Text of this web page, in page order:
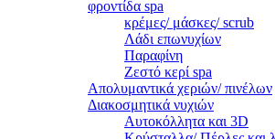
φροντίδα spa
κρέμες/ μάσκες/ scrub
Λάδι επωνυχίων
Παραφίνη
Ζεστό κερί spa
Απολυμαντικά χεριών/ πινέλων
Διακοσμητικά νυχιών
Αυτοκόλλητα και 3D